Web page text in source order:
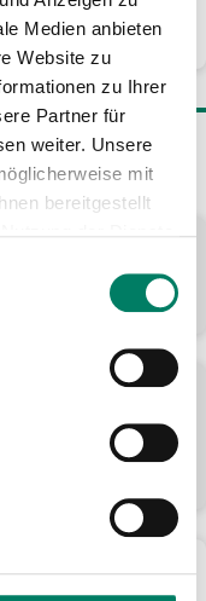
Medien anbieten
Website zu
zu Ihrer
Partner für
weiter. Unsere
mit
bereitgestellt
die über das
gesamten